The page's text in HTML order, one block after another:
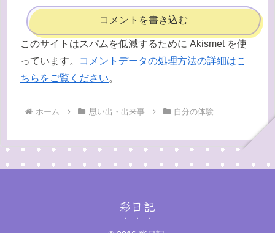
コメントを書き込む
このサイトはスパムを低減するために Akismet を使
っています。
コメントデータの処理方法の詳細はこ
ちらをご覧ください。
ホーム 思い出・出来事 自分の体験
彩日記